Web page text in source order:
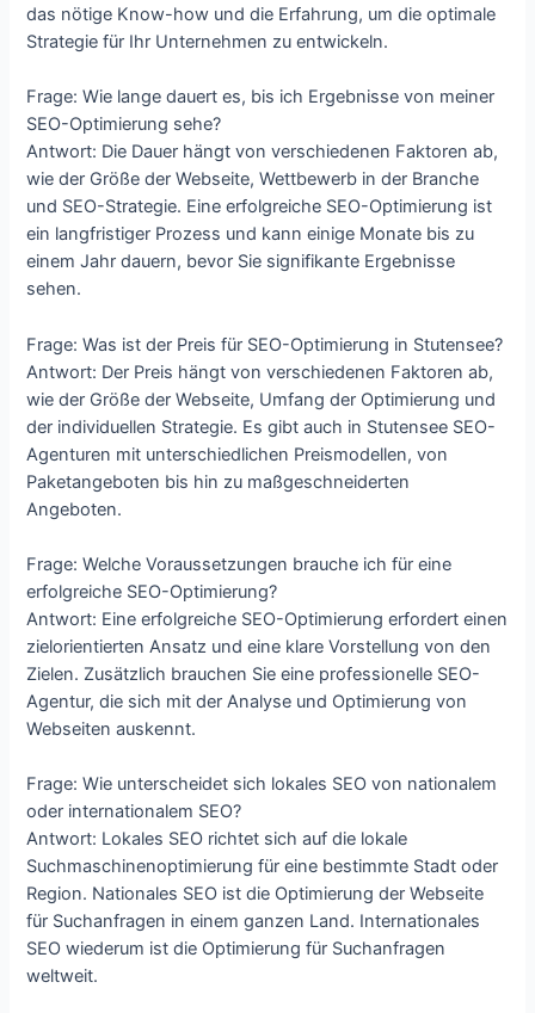
das nötige Know-how und die Erfahrung, um die optimale
Strategie für Ihr Unternehmen zu entwickeln.
Frage: Wie lange dauert es, bis ich Ergebnisse von meiner
SEO-Optimierung sehe?
Antwort: Die Dauer hängt von verschiedenen Faktoren ab,
wie der Größe der Webseite, Wettbewerb in der Branche
und SEO-Strategie. Eine erfolgreiche SEO-Optimierung ist
ein langfristiger Prozess und kann einige Monate bis zu
einem Jahr dauern, bevor Sie signifikante Ergebnisse
sehen.
Frage: Was ist der Preis für SEO-Optimierung in Stutensee?
Antwort: Der Preis hängt von verschiedenen Faktoren ab,
wie der Größe der Webseite, Umfang der Optimierung und
der individuellen Strategie. Es gibt auch in Stutensee SEO-
Agenturen mit unterschiedlichen Preismodellen, von
Paketangeboten bis hin zu maßgeschneiderten
Angeboten.
Frage: Welche Voraussetzungen brauche ich für eine
erfolgreiche SEO-Optimierung?
Antwort: Eine erfolgreiche SEO-Optimierung erfordert einen
zielorientierten Ansatz und eine klare Vorstellung von den
Zielen. Zusätzlich brauchen Sie eine professionelle SEO-
Agentur, die sich mit der Analyse und Optimierung von
Webseiten auskennt.
Frage: Wie unterscheidet sich lokales SEO von nationalem
oder internationalem SEO?
Antwort: Lokales SEO richtet sich auf die lokale
Suchmaschinenoptimierung für eine bestimmte Stadt oder
Region. Nationales SEO ist die Optimierung der Webseite
für Suchanfragen in einem ganzen Land. Internationales
SEO wiederum ist die Optimierung für Suchanfragen
weltweit.